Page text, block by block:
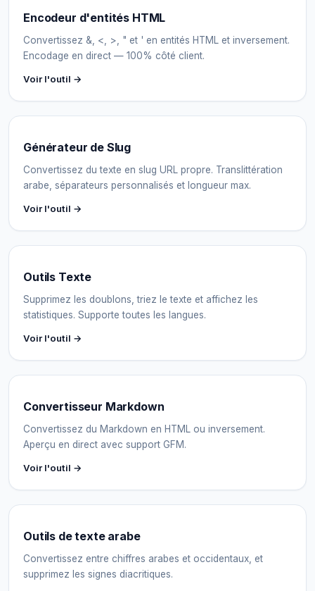
Encodeur d'entités HTML
Convertissez &, <, >, " et ' en entités HTML et inversement.
Encodage en direct — 100% côté client.
Voir l'outil →
Générateur de Slug
Convertissez du texte en slug URL propre. Translittération
arabe, séparateurs personnalisés et longueur max.
Voir l'outil →
Outils Texte
Supprimez les doublons, triez le texte et affichez les
statistiques. Supporte toutes les langues.
Voir l'outil →
Convertisseur Markdown
Convertissez du Markdown en HTML ou inversement.
Aperçu en direct avec support GFM.
Voir l'outil →
Outils de texte arabe
Convertissez entre chiffres arabes et occidentaux, et
supprimez les signes diacritiques.